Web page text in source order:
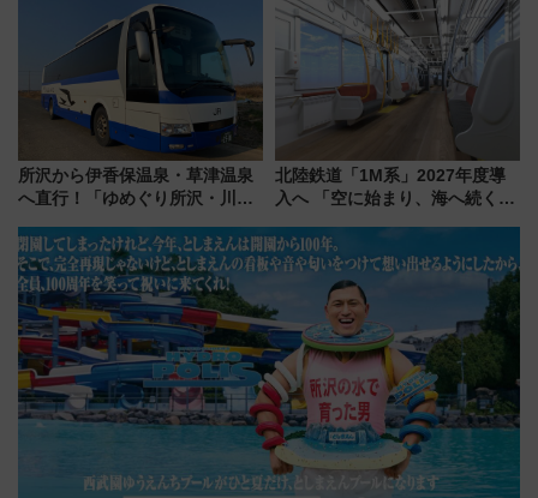
の絶景＆限定グルメを網羅！煩
雑な手続きも不要でお手軽に楽
しめるプランが登場
アひまわり園」開園
所沢から伊香保温泉・草津温泉
へ直行！「ゆめぐり所沢・川越
軽に 運行ダイヤ・運賃を解説
北陸鉄道「1M系」2027年度導
入へ 「空に始まり、海へ続く」
神秘的なデザイン